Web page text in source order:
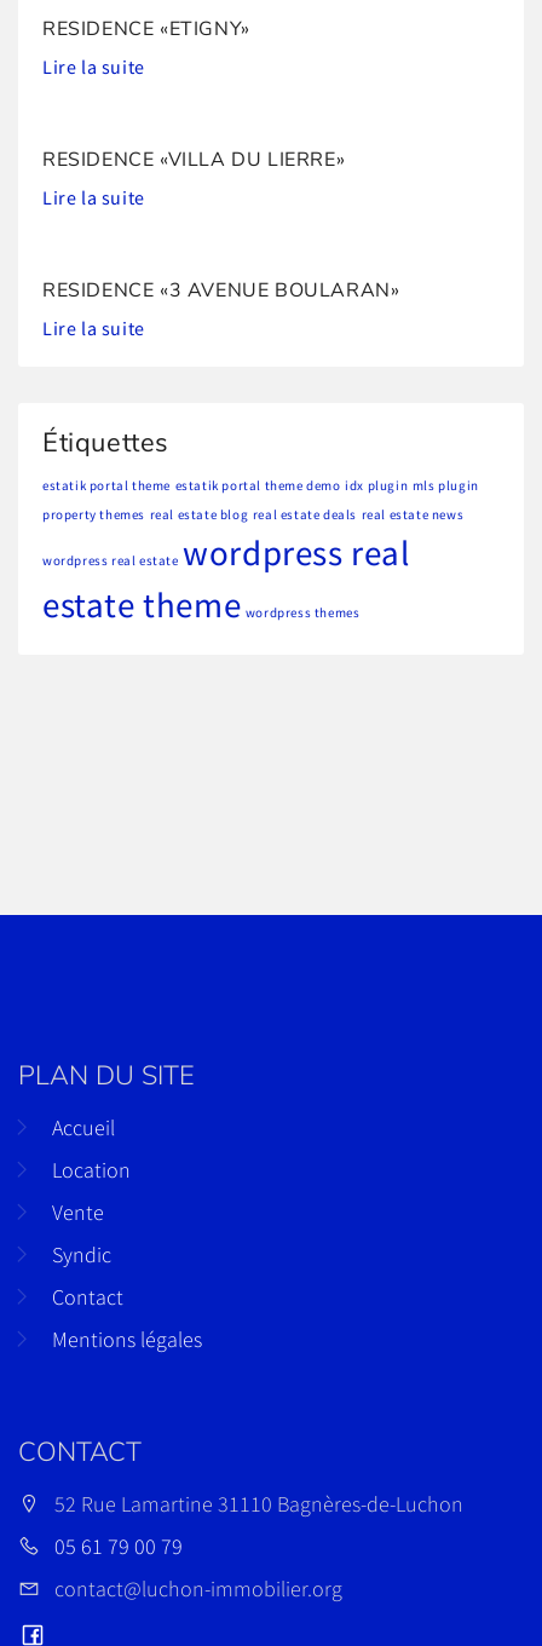
RESIDENCE «ETIGNY»
Lire la suite
RESIDENCE «VILLA DU LIERRE»
Lire la suite
RESIDENCE «3 AVENUE BOULARAN»
Lire la suite
Étiquettes
estatik portal theme estatik portal theme demo idx plugin mls plugin
property themes real estate blog real estate deals real estate news
wordpress real estate wordpress real
estate theme wordpress themes
PLAN DU SITE
Accueil
Location
Vente
Syndic
Contact
Mentions légales
CONTACT
52 Rue Lamartine 31110 Bagnères-de-Luchon
05 61 79 00 79
contact@luchon-immobilier.org